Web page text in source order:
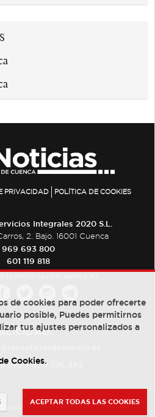
PRIVACIDAD POLÍTICA DE COOKIES
Integrales 2020 S.L.
2. Bajo. 16001 Cuenca
969 693 800
601 119 818
573/670 726 392
de cookies para poder ofrecerte
posible, Puedes permitirnos
tus ajustes personalizados a
Cookies.
ACEPTAR TODAS LAS COOKIES